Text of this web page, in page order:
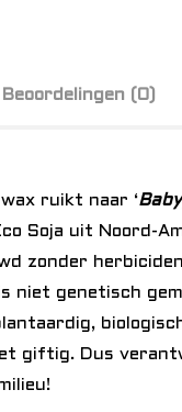
Beoordelingen (0)
ruikt naar ‘
Soja uit Noord-
zonder
niet genetisch
giftig. Dus